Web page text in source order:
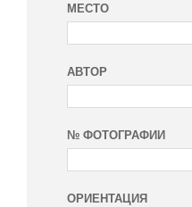
МЕСТО
АВТОР
№ ФОТОГРАФИИ
ОРИЕНТАЦИЯ